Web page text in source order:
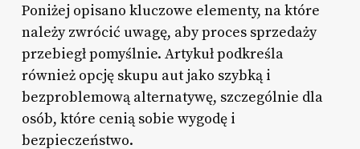
Poniżej opisano kluczowe elementy, na które
należy zwrócić uwagę, aby proces sprzedaży
przebiegł pomyślnie. Artykuł podkreśla
również opcję skupu aut jako szybką i
bezproblemową alternatywę, szczególnie dla
osób, które cenią sobie wygodę i
bezpieczeństwo.